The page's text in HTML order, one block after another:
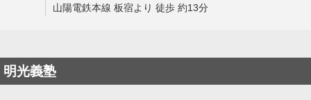
山陽電鉄本線 板宿より 徒歩 約13分
明光義塾